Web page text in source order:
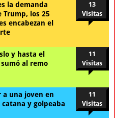
la demanda
los 25
encabezan el
13
Visitas
y hasta el
al remo
11
Visitas
a una joven en
catana y golpeaba
11
Visitas